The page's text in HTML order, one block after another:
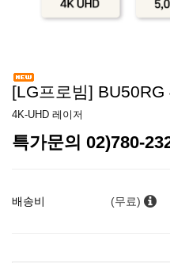
[LG프로빔] BU50RG
4K-UHD 레이저
특가문의 02)780-
배송비 (무료)